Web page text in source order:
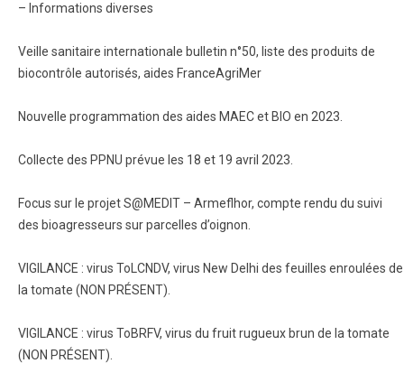
– Informations diverses
Veille sanitaire internationale bulletin n°50, liste des produits de
biocontrôle autorisés, aides FranceAgriMer
Nouvelle programmation des aides MAEC et BIO en 2023.
Collecte des PPNU prévue les 18 et 19 avril 2023.
Focus sur le projet S@MEDIT – Armeflhor, compte rendu du suivi
des bioagresseurs sur parcelles d’oignon.
VIGILANCE : virus ToLCNDV, virus New Delhi des feuilles enroulées de
la tomate (NON PRÉSENT).
VIGILANCE : virus ToBRFV, virus du fruit rugueux brun de la tomate
(NON PRÉSENT).